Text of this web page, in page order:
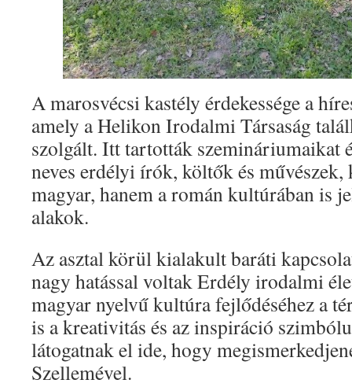
A marosvécsi kastély érdekessége a
amely a Helikon Irodalmi Társaság
szolgált. Itt tartották szemináriumaikat
neves erdélyi írók, költők és művészek,
magyar, hanem a román kultúrában is
alakok.
Az asztal körül kialakult baráti
nagy hatással voltak Erdély irodalmi
magyar nyelvű kultúra fejlődéséhez a
is a kreativitás és az inspiráció
látogatnak el ide, hogy
Szellemével.